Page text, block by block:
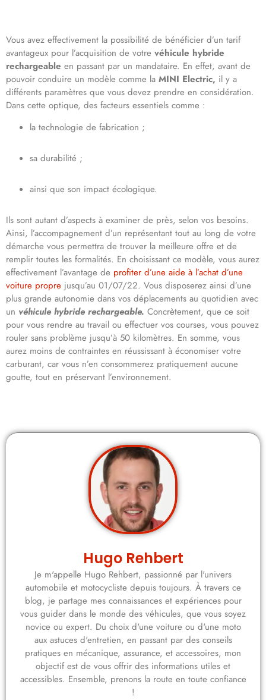
Vous avez effectivement la possibilité de bénéficier d’un tarif
avantageux pour l’acquisition de votre véhicule hybride
rechargeable en passant par un mandataire. En effet, avant de
pouvoir conduire un modèle comme la MINI Electric, il y a
différents paramètres que vous devez prendre en considération.
Dans cette optique, des facteurs essentiels comme :
la technologie de fabrication ;
sa durabilité ;
ainsi que son impact écologique.
Ils sont autant d’aspects à examiner de près, selon vos besoins.
Ainsi, l’accompagnement d’un représentant tout au long de votre
démarche vous permettra de trouver la meilleure offre et de
remplir toutes les formalités. En choisissant ce modèle, vous aurez
effectivement l’avantage de profiter d’une aide à l’achat d’une
voiture propre jusqu’au 01/07/22. Vous disposerez ainsi d’une
plus grande autonomie dans vos déplacements au quotidien avec
un véhicule hybride rechargeable. Concrètement, que ce soit
pour vous rendre au travail ou effectuer vos courses, vous pouvez
rouler sans problème jusqu’à 50 kilomètres. En somme, vous
aurez moins de contraintes en réussissant à économiser votre
carburant, car vous n’en consommerez pratiquement aucune
goutte, tout en préservant l’environnement.
Hugo Rehbert
Je m'appelle Hugo Rehbert, passionné par l'univers
automobile et motocycliste depuis toujours. À travers ce
blog, je partage mes connaissances et expériences pour
vous guider dans le monde des véhicules, que vous soyez
novice ou expert. Du choix d'une voiture ou d'une moto
aux astuces d'entretien, en passant par des conseils
pratiques en mécanique, assurance, et accessoires, mon
objectif est de vous offrir des informations utiles et
accessibles. Ensemble, prenons la route en toute confiance
!